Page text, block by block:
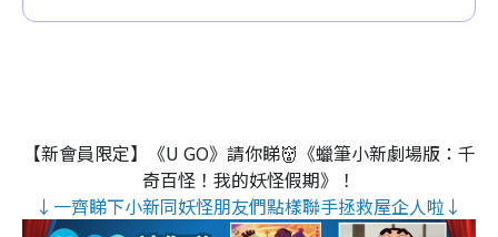
【新會員限定】《U GO》請你睇👹《蠟筆小新劇場版：千
奇百怪！我的妖怪假期》！
↓一齊睇下小新同妖怪朋友們點樣聯手拯救屋企人啦↓